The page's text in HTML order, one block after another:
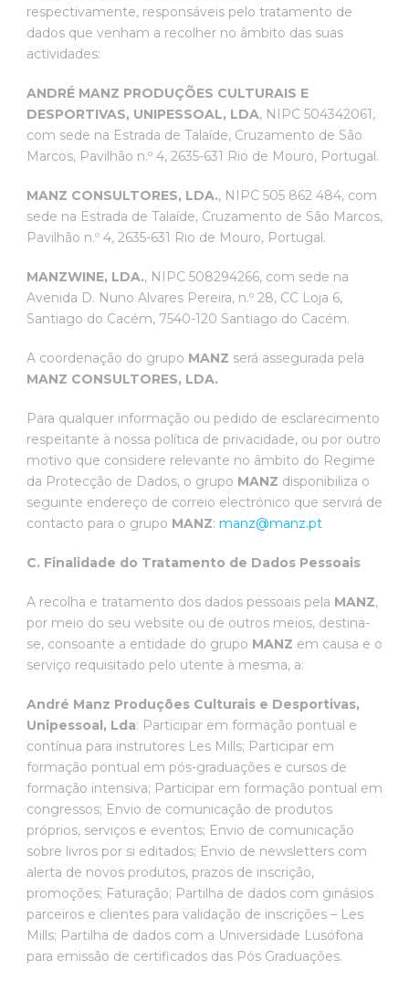
respectivamente, responsáveis pelo tratamento de
dados que venham a recolher no âmbito das suas
actividades:
ANDRÉ MANZ PRODUÇÕES CULTURAIS E
DESPORTIVAS, UNIPESSOAL, LDA, NIPC 504342061,
com sede na Estrada de Talaíde, Cruzamento de São
Marcos, Pavilhão n.º 4, 2635-631 Rio de Mouro, Portugal.
MANZ CONSULTORES, LDA., NIPC 505 862 484, com
sede na Estrada de Talaíde, Cruzamento de São Marcos,
Pavilhão n.º 4, 2635-631 Rio de Mouro, Portugal.
MANZWINE, LDA., NIPC 508294266, com sede na
Avenida D. Nuno Alvares Pereira, n.º 28, CC Loja 6,
Santiago do Cacém, 7540-120 Santiago do Cacém.
A coordenação do grupo MANZ será assegurada pela
MANZ CONSULTORES, LDA.
Para qualquer informação ou pedido de esclarecimento
respeitante à nossa política de privacidade, ou por outro
motivo que considere relevante no âmbito do Regime
da Protecção de Dados, o grupo MANZ disponibiliza o
seguinte endereço de correio electrónico que servirá de
contacto para o grupo MANZ: manz@manz.pt
C. Finalidade do Tratamento de Dados Pessoais
A recolha e tratamento dos dados pessoais pela MANZ,
por meio do seu website ou de outros meios, destina-
se, consoante a entidade do grupo MANZ em causa e o
serviço requisitado pelo utente à mesma, a:
André Manz Produções Culturais e Desportivas,
Unipessoal, Lda: Participar em formação pontual e
contínua para instrutores Les Mills; Participar em
formação pontual em pós-graduações e cursos de
formação intensiva; Participar em formação pontual em
congressos; Envio de comunicação de produtos
próprios, serviços e eventos; Envio de comunicação
sobre livros por si editados; Envio de newsletters com
alerta de novos produtos, prazos de inscrição,
promoções; Faturação; Partilha de dados com ginásios
parceiros e clientes para validação de inscrições – Les
Mills; Partilha de dados com a Universidade Lusófona
para emissão de certificados das Pós Graduações.